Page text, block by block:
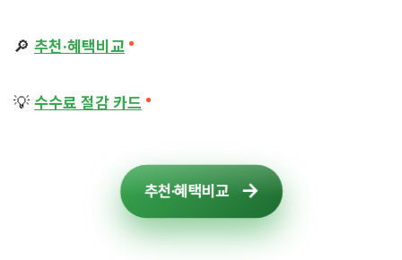
🔎 추천·혜택비교
💡 수수료 절감 카드
추천·혜택비교